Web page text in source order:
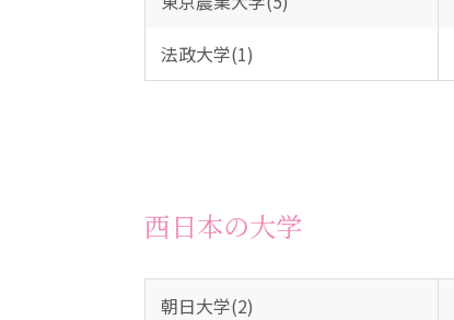
法政大学(1)
西日本の大学
朝日大学(2)